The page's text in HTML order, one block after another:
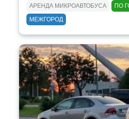
АРЕНДА МИКРОАВТОБУСА
ПО
МЕЖГОРОД